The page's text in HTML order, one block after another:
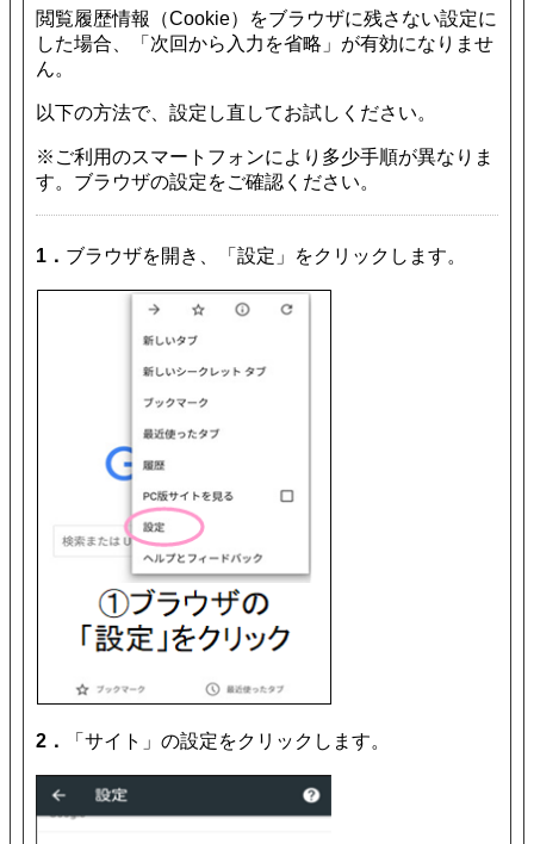
閲覧履歴情報（Cookie）をブラウザに残さない設定に
した場合、「次回から入力を省略」が有効になりませ
ん。
以下の方法で、設定し直してお試しください。
※ご利用のスマートフォンにより多少手順が異なりま
す。ブラウザの設定をご確認ください。
1． ブラウザを開き、「設定」をクリックします。
2． 「サイト」の設定をクリックします。